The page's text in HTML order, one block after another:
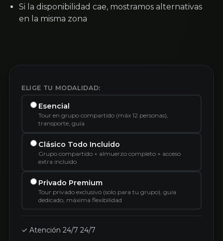
Si la disponibilidad cae, mostramos alternativas
en la misma zona
ELIGE TU MODALIDAD:
Esencial
Tour en grupo compartido (máx 12 personas),
transporte, guía
Clásico Todo Incluido
Grupo compartido + almuerzo completo + acceso
extra incluido
Privado Premium
Tour privado exclusivo (solo para tu grupo), guía
dedicado, máxima flexibilidad
✓ Atención 24/7 24/7